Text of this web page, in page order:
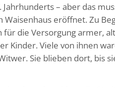
– aber das
eröffnet. Zu
die Versorgung armer,
Kinder. Viele von ihnen
Sie blieben dort, bis